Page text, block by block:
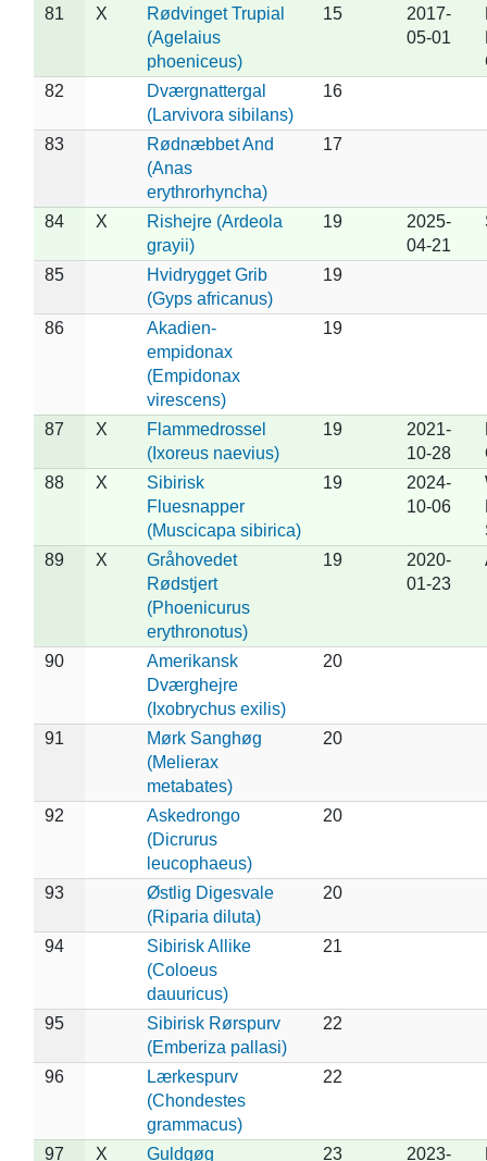
81 X
Rødvinget Trupial
(Agelaius
phoeniceus)
15
2017-
05-01
82
Dværgnattergal
(Larvivora sibilans)
16
83
Rødnæbbet And
(Anas
erythrorhyncha)
17
84 X
Rishejre (Ardeola
grayii)
19
2025-
04-21
85
Hvidrygget Grib
(Gyps africanus)
19
86
Akadien-
empidonax
(Empidonax
virescens)
19
87 X
Flammedrossel
(Ixoreus naevius)
19
2021-
10-28
88
X
Sibirisk
Fluesnapper
(Muscicapa sibirica)
19
2024-
10-06
89
X
Gråhovedet
Rødstjert
(Phoenicurus
erythronotus)
19
2020-
01-23
90
Amerikansk
Dværghejre
(Ixobrychus exilis)
20
91
Mørk Sanghøg
(Melierax
metabates)
20
92
Askedrongo
(Dicrurus
leucophaeus)
20
93
Østlig Digesvale
(Riparia diluta)
20
94
Sibirisk Allike
(Coloeus
dauuricus)
21
95
Sibirisk Rørspurv
(Emberiza pallasi)
22
96
Lærkespurv
(Chondestes
grammacus)
22
97 X Guldgøg 23 2023-